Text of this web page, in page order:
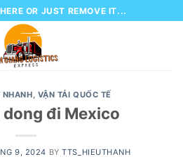
OR JUST REMOVE IT...
NHANH, VẬN TẢI QUỐC TẾ
dong đi Mexico
9, 2024 BYTTS_HIEUTHANH